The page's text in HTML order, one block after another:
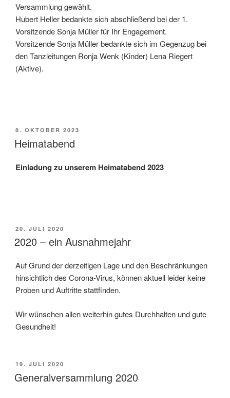
Versammlung gewählt.
Hubert Heller bedankte sich abschließend bei der 1.
Vorsitzende Sonja Müller für Ihr Engagement.
Vorsitzende Sonja Müller bedankte sich im Gegenzug bei
den Tanzleitungen Ronja Wenk (Kinder) Lena Riegert
(Aktive).
VERÖFFENTLICHT
AM
8. OKTOBER 2023
Heimatabend
Einladung zu unserem Heimatabend 2023
VERÖFFENTLICHT
AM
20. JULI 2020
2020 – ein Ausnahmejahr
Auf Grund der derzeitigen Lage und den Beschränkungen
hinsichtlich des Corona-Virus, können aktuell leider keine
Proben und Auftritte stattfinden.
Wir wünschen allen weiterhin gutes Durchhalten und gute
Gesundheit!
VERÖFFENTLICHT
AM
19. JULI 2020
Generalversammlung 2020